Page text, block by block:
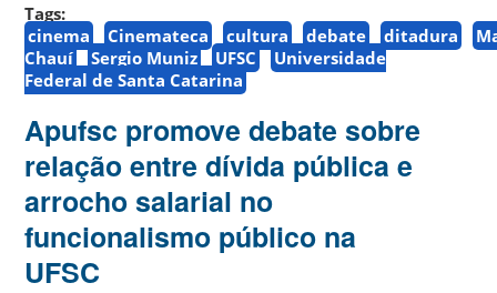
Tags:
cinema
Cinemateca cultura debate ditadura
Chauí
Sergio Muniz UFSC
Universidade
Federal de Santa Catarina
Apufsc promove debate sobre
relação entre dívida pública e
arrocho salarial no
funcionalismo público na
UFSC